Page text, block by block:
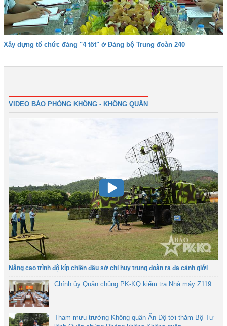
Xây dựng tổ chức đảng "4 tốt" ở Đảng bộ Trung đoàn 240
VIDEO BÁO PHÒNG KHÔNG - KHÔNG QUÂN
Nâng cao trình độ kíp chiến đấu sở chỉ huy trung đoàn ra đa cảnh giới
Chính ủy Quân chủng PK-KQ kiểm tra Nhà máy Z119
Tham mưu trưởng Không quân Ấn Độ tới thăm Bộ Tư